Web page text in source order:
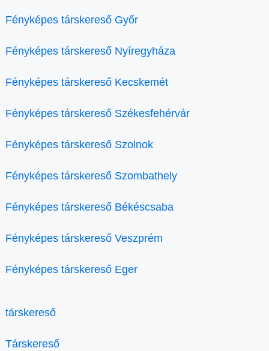
Fényképes társkereső Győr
Fényképes társkereső Nyíregyháza
Fényképes társkereső Kecskemét
Fényképes társkereső Székesfehérvár
Fényképes társkereső Szolnok
Fényképes társkereső Szombathely
Fényképes társkereső Békéscsaba
Fényképes társkereső Veszprém
Fényképes társkereső Eger
társkereső
Társkereső